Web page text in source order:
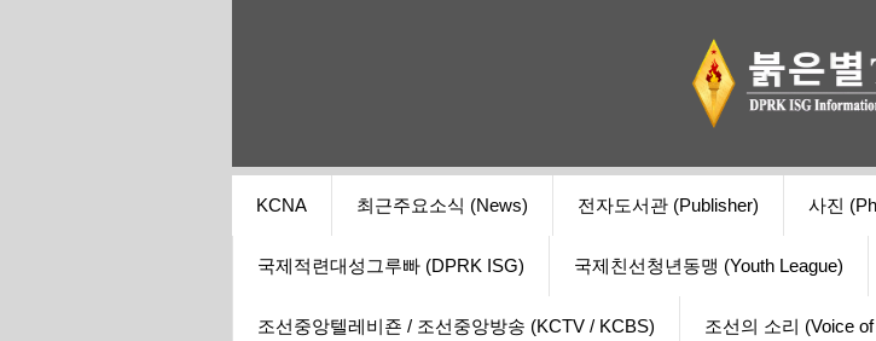
KCNA 최근주요소식 (News) 전자도서관 (Publisher) 사진
국제적련대성그루빠 (DPRK ISG) 국제친선청년동맹 (Youth League)
조선중앙텔레비죤 / 조선중앙방송 (KCTV / KCBS) 조선의 소리 (Voice